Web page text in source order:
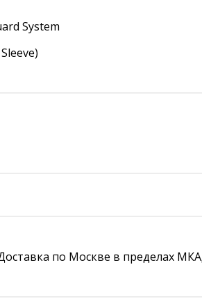
System
по Москве в пределах